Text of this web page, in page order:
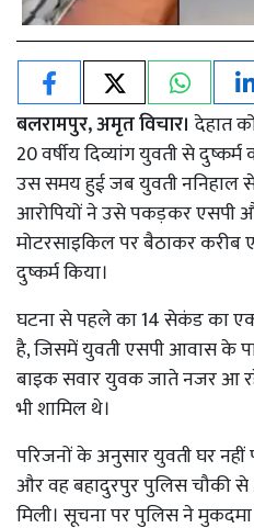
बलरामपुर, अमृत विचार। देहात
20 वर्षीय दिव्यांग युवती से
उस समय हुई जब युवती ननिहाल से
आरोपियों ने उसे पकड़कर एसपी
मोटरसाइकिल पर बैठाकर
दुष्कर्म किया।
घटना से पहले का 14 सेकंड का
है, जिसमें युवती एसपी आवास के
बाइक सवार युवक जाते नजर आ
भी शामिल थे।
परिजनों के अनुसार युवती घर
और वह बहादुरपुर पुलिस चौकी से
मिली। सूचना पर पुलिस ने मुकदमा